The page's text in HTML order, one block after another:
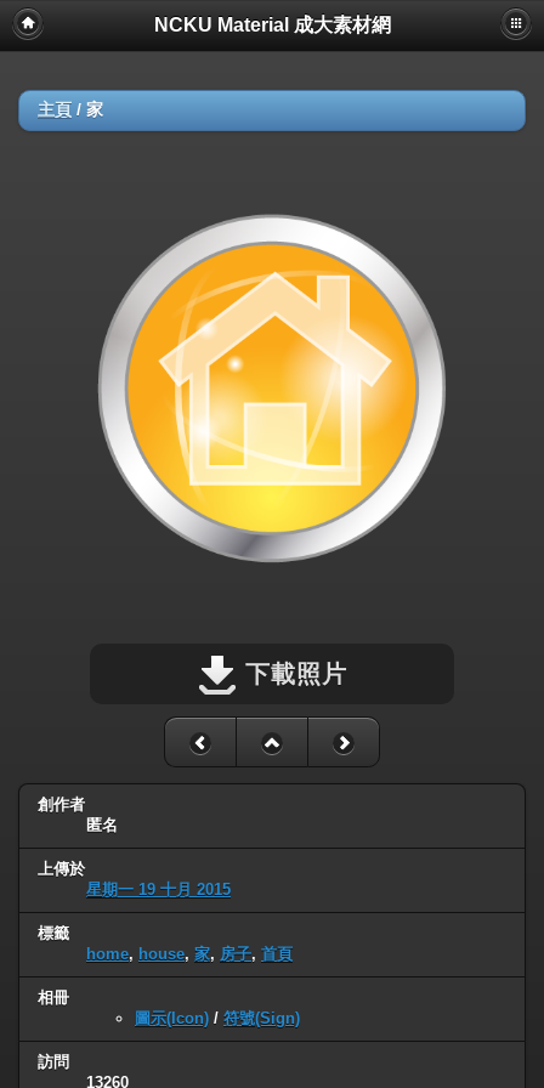
NCKU Material 成大素材網
主頁 / 家
下載照片
創作者
匿名
上傳於
星期一 19 十月 2015
標籤
home, house, 家, 房子, 首頁
相冊
圖示(Icon) / 符號(Sign)
訪問
13260